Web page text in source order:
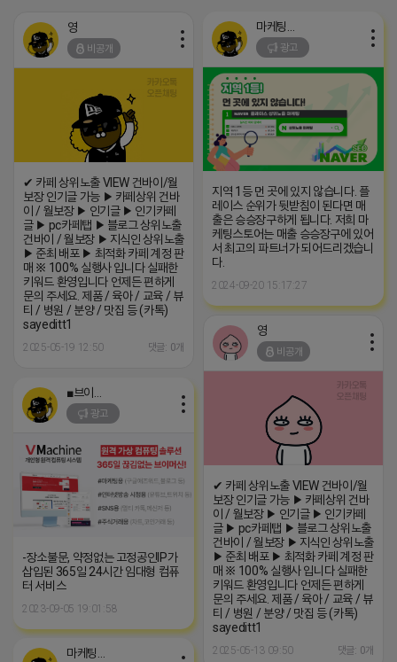
영
비공개
✔ 카페 상위노출 VIEW 건바이/월
보장 인기글 가능 ▶ 카페상위 건바
이 / 월보장 ▶ 인기글 ▶ 인기카페
글 ▶ pc카페탭 ▶ 블로그 상위노출
건바이 / 월보장 ▶ 지식인 상위노출
▶ 준최 배포 ▶ 최적화 카페 계정 판
매 ※ 100% 실행사 입니다 실패한
키워드 환영입니다 언제든 편하게
문의 주세요. 제품 / 육아 / 교육 / 뷰
티 / 병원 / 분양 / 맛집 등 (카톡)
sayeditt1
2025-05-19 12:50 댓글: 0개
광고
지역 1등 먼 곳에 있지 않습니다. 플
레이스 순위가 뒷받침이 된다면 매
출은 승승장구하게 됩니다. 저희 마
케팅스토어는 매출 승승장구에 있어
서 최고의 파트너가 되어드리겠습니
다.
2024-09-20 15:17:27
영
비공개
✔ 카페 상위노출 VIEW 건바이/월
보장 인기글 가능 ▶ 카페상위 건바
이 / 월보장 ▶ 인기글 ▶ 인기카페
글 ▶ pc카페탭 ▶ 블로그 상위노출
건바이 / 월보장 ▶ 지식인 상위노출
▶ 준최 배포 ▶ 최적화 카페 계정 판
매 ※ 100% 실행사 입니다 실패한
키워드 환영입니다 언제든 편하게
문의 주세요. 제품 / 육아 / 교육 / 뷰
티 / 병원 / 분양 / 맛집 등 (카톡)
sayeditt1
2025-05-13 09:50 댓글: 0개
광고
-장소불문, 약정없는 고정공인IP가
삽입된 365일 24시간 임대형 컴퓨
터 서비스
2023-09-05 19:01:58